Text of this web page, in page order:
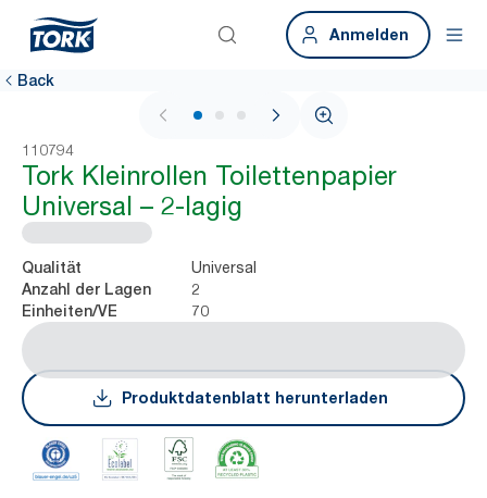
Anmelden
Back
1 / 3
110794
Tork Kleinrollen Toilettenpapier
Universal – 2-lagig
Qualität Universal
Anzahl der Lagen 2
Einheiten/VE 70
Produktdatenblatt herunterladen